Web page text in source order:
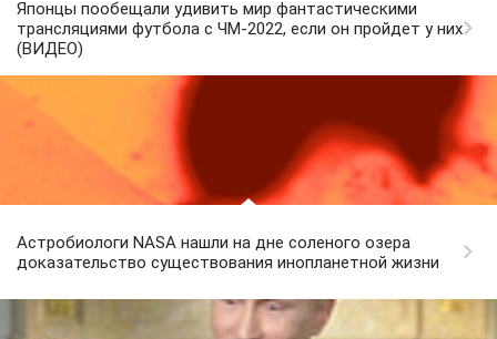
Японцы пообещали удивить мир фантастическими
трансляциями футбола с ЧМ-2022, если он пройдет у них
(ВИДЕО)
Астробиологи NASA нашли на дне соленого озера
доказательство существования инопланетной жизни